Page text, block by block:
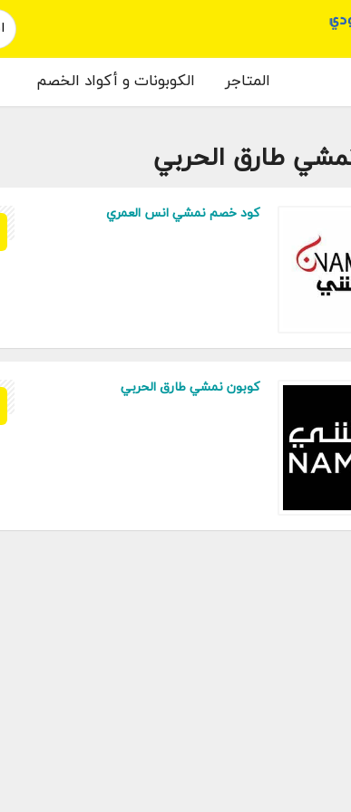
المتاجر الكوبونات و أكواد الخصم
طارق الحربي
كود خصم نمشي انس العمري
كوبون نمشي طارق الحربي